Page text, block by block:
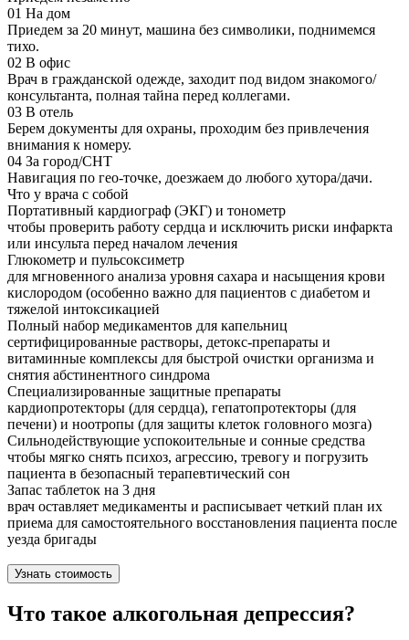
01 На дом
Приедем за 20 минут, машина без символики, поднимемся
тихо.
02 В офис
Врач в гражданской одежде, заходит под видом знакомого/
консультанта, полная тайна перед коллегами.
03 В отель
Берем документы для охраны, проходим без привлечения
внимания к номеру.
04 За город/СНТ
Навигация по гео-точке, доезжаем до любого хутора/дачи.
Что у врача с собой
Портативный кардиограф (ЭКГ) и тонометр
чтобы проверить работу сердца и исключить риски инфаркта
или инсульта перед началом лечения
Глюкометр и пульсоксиметр
для мгновенного анализа уровня сахара и насыщения крови
кислородом (особенно важно для пациентов с диабетом и
тяжелой интоксикацией
Полный набор медикаментов для капельниц
сертифицированные растворы, детокс-препараты и
витаминные комплексы для быстрой очистки организма и
снятия абстинентного синдрома
Специализированные защитные препараты
кардиопротекторы (для сердца), гепатопротекторы (для
печени) и ноотропы (для защиты клеток головного мозга)
Сильнодействующие успокоительные и сонные средства
чтобы мягко снять психоз, агрессию, тревогу и погрузить
пациента в безопасный терапевтический сон
Запас таблеток на 3 дня
врач оставляет медикаменты и расписывает четкий план их
приема для самостоятельного восстановления пациента после
уезда бригады
Узнать стоимость
Что такое алкогольная депрессия?